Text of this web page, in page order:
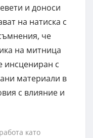
и доноси
на натиска с
че
на митница
инсцениран с
материали в
с влияние и
като